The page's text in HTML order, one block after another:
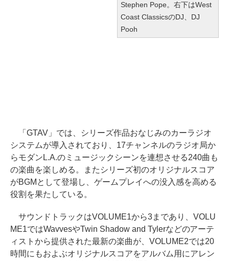
Stephen Pope。右下はWest
Coast ClassicsのDJ、DJ
Pooh
「GTAV」では、シリーズ作品おなじみのカーラジオ
システムが導入されており、17チャンネルのラジオ局か
らモダンL.A.のミュージックシーンを連想させる240曲も
の楽曲を楽しめる。またシリーズ初のオリジナルスコア
がBGMとして登場し、ゲームプレイへの没入感を高める
役割を果たしている。
サウンドトラックはVOLUME1から3まであり、VOLU
ME1ではWavvesやTwin Shadow and Tylerなどのアーテ
ィストから提供された最新の楽曲が、VOLUME2では20
時間にもおよぶオリジナルスコアをアルバム用にアレン